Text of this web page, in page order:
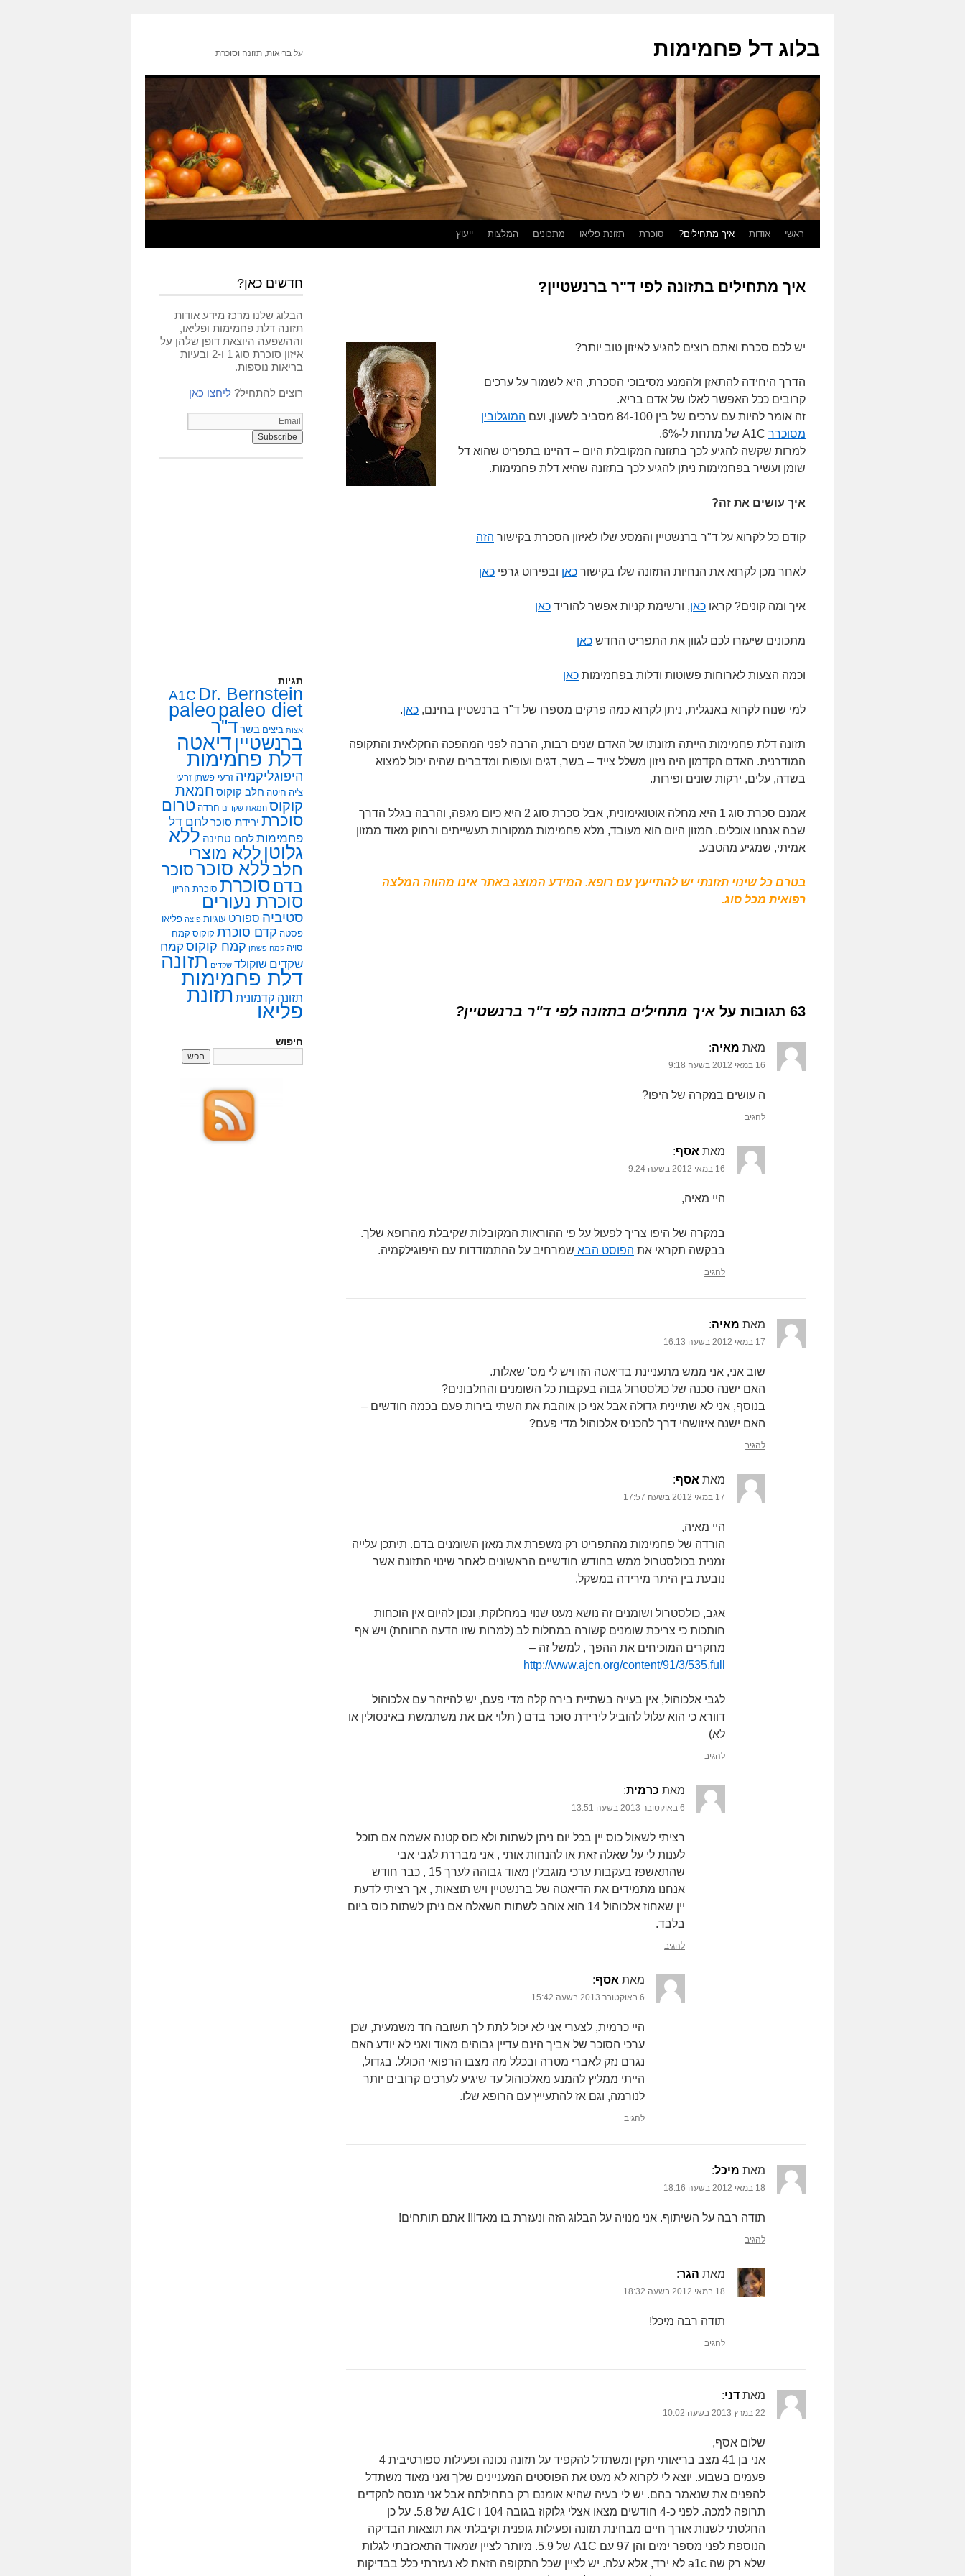
בלוג דל פחמימות על בריאות, תזונה וסוכרת
לדלג
ראשי אודות איך מתחילים? סוכרת תזונת פליאו מתכונים המלצות ייעוץ
איך מתחילים בתזונה לפי ד"ר ברנשטיין?
יש לכם סכרת ואתם רוצים להגיע לאיזון טוב יותר?
הדרך היחידה להתאזן ולהמנע מסיבוכי הסכרת, היא לשמור על ערכים
קרובים ככל האפשר לאלו של אדם בריא.
זה אומר להיות עם ערכים של בין 84-100 מסביב לשעון, ועם
המוגלובין
מסוכרר
למרות שקשה להגיע לכך בתזונה המקובלת היום – דהיינו בתפריט שהוא דל
שומן ועשיר בפחמימות ניתן להגיע לכך בתזונה שהיא דלת פחמימות.
איך עושים את זה?
קודם כל לקרוא על ד"ר ברנשטיין והמסע שלו לאיזון הסכרת בקישור הזה
לאחר מכן לקרוא את הנחיות התזונה שלו בקישור כאן ובפירוט גרפי כאן
איך ומה קונים? קראו כאן, ורשימת קניות אפשר להוריד כאן
מתכונים שיעזרו לכם לגוון את התפריט החדש כאן
וכמה הצעות לארוחות פשוטות ודלות בפחמימות כאן
למי שנוח לקרוא באנגלית, ניתן לקרוא כמה פרקים מספרו של ד"ר ברנשטיין בחינם, כאן.
תזונה דלת פחמימות הייתה תזונתו של האדם שנים רבות, הרבה לפני המהפכה החקלאית והתקופה
המודרנית. האדם הקדמון היה ניזון משלל צייד – בשר, דגים ועופות ומדברים שהיה יכול למצוא
בשדה, עלים, ירקות שונים ופירות.
אמנם סכרת סוג 1 היא מחלה אוטואימונית, אבל סכרת סוג 2 היא כיום מגפה, והרבה בגלל הדרך
שבה אנחנו אוכלים. המזון היום הוא מעובד, מלא פחמימות ממקורות תעשייתים ורחוק מאוד ממזון
אמיתי, שמגיע מהטבע.
בטרם כל שינוי תזונתי יש להתייעץ עם רופא. המידע המוצג באתר אינו מהווה המלצה
רפואית מכל סוג.
63 תגובות על איך מתחילים בתזונה לפי ד"ר ברנשטיין?
מאת מאיה‏:
16 במאי 2012 בשעה 9:18
ה עושים במקרה של היפו?
להגיב
מאת אסף‏:
16 במאי 2012 בשעה 9:24
היי מאיה,
במקרה של היפו צריך לפעול על פי ההוראות המקובלות שקיבלת מהרופא שלך.
בבקשה תקראי את הפוסט הבא שמרחיב על ההתמודדות עם היפוגילקמיה.
להגיב
מאת מאיה‏:
17 במאי 2012 בשעה 16:13
שוב אני, אני ממש מתעניינת בדיאטה הזו ויש לי מס' שאלות.
האם ישנה סכנה של כולסטרול גבוה בעקבות כל השומנים והחלבונים?
בנוסף, אני לא שתיינית גדולה אבל אני כן אוהבת את השתי בירות פעם בכמה חודשים –
האם ישנה איזושהי דרך להכניס אלכוהול מדי פעם?
להגיב
מאת אסף‏:
17 במאי 2012 בשעה 17:57
היי מאיה,
הורדה של פחמימות מהתפריט רק משפרת את מאזן השומנים בדם. תיתכן עלייה
זמנית בכולסטרול ממש בחודש חודשיים הראשונים לאחר שינוי התזונה אשר
נובעת בין היתר מירידה במשקל.
אגב, כולסטרול ושומנים זה נושא מעט שנוי במחלוקת, ונכון להיום אין הוכחות
חותכות כי צריכת שומנים קשורה במחלות לב (למרות שזו הדעה הרווחת) ויש אף
מחקרים המוכיחים את ההפך , למשל זה –
http://www.ajcn.org/content/91/3/535.full
לגבי אלכוהול, אין בעייה בשתיית בירה קלה מדי פעם, יש להיזהר עם אלכוהול
דוורא כי הוא עלול להוביל לירידת סוכר בדם ( תלוי אם את משתמשת באינסולין או
לא)
להגיב
מאת כרמית‏:
6 באוקטובר 2013 בשעה 13:51
רציתי לשאול כוס יין בכל יום ניתן לשתות ולא כוס קטנה אשמח אם תוכל
לענות לי על שאלה זאת או להנחות אותי , אני מבררת לגבי אבי
שהתאשפז בעקבות ערכי מוגבלין מאוד גבוהה לערך 15 , כבר חודש
אנחנו מתמידים את הדיאטה של ברנשטיין ויש תוצאות , אך רציתי לדעת
יין שאחוז אלכוהול 14 הוא אוהב לשתות השאלה אם ניתן לשתות כוס ביום
בלבד.
להגיב
מאת אסף‏:
6 באוקטובר 2013 בשעה 15:42
היי כרמית, לצערי אני לא יכול לתת לך תשובה חד משמעית, שכן
ערכי הסוכר של אביך הינם עדיין גבוהים מאוד ואני לא יודע האם
נגרם נזק לאברי מטרה ובכלל מה מצבו הרפואי הכולל. בגדול,
הייתי ממליץ להמנע מאלכוהול עד שיגיע לערכים קרובים יותר
לנורמה, וגם אז להתעייץ עם הרופא שלו.
להגיב
מאת מיכל‏:
18 במאי 2012 בשעה 18:16
תודה רבה על השיתוף. אני מנויה על הבלוג הזה ונעזרת בו מאד!!! אתם תותחים!
להגיב
מאת הגר‏:
18 במאי 2012 בשעה 18:32
תודה רבה מיכל!
להגיב
מאת דני‏:
22 במרץ 2013 בשעה 10:02
שלום אסף,
אני בן 41 מצב בריאותי תקין ומשתדל להקפיד על תזונה נכונה ופעילות ספורטיבית 4
פעמים בשבוע. יוצא לי לקרוא לא מעט את הפוסטים המעניינים שלך ואני מאוד משתדל
להפנים את שנאמר בהם. יש לי בעיה שהיא אומנם רק בתחילתה אבל אני מנסה להקדים
תרופה למכה. לפני כ-4 חודשים מצאו אצלי גלוקוז בגובה 104 ו A1C של 5.8. על כן
החלטתי לשנות אורך חיים מבחינת תזונה ופעילות גופנית וקיבלתי את תוצאות הבדיקה
הנוספת לפני מספר ימים והן 97 עם A1C של 5.9. מיותר לציין שמאוד התאכזבתי לגלות
שלא רק שה a1c לא ירד, אלא עלה. יש לציין שכל התקופה הזאת לא נעזרתי כלל בבדיקות
חדשים כאן?
הבלוג שלנו מרכז מידע אודות
תזונה דלת פחמימות ופליאו,
וההשפעה היוצאת דופן שלהן על
איזון סוכרת סוג 1 ו-2 ובעיות
בריאות נוספות.
רוצים להתחיל? ליחצו כאן
תגיות
A1C Dr. Bernstein
paleopaleo diet
אצות ביצים בשרד"ר
ברנשטיין דיאטה
דלת פחמימות
היפוגליקמיה זרעי פשתן זרעי
צ'יה חיטה חלב קוקוס חמאת
קוקוס חמאת שקדים חרדה טרום
סוכרת ירידת סוכרלחם דל
פחמימותלחם טחינה ללא
גלוטן ללא מוצרי
חלבללא סוכרסוכר
בדם סוכרת סוכרת הריון
סוכרת נעורים
סטיביה ספורט עוגיות פיצה פליאו
פסטה קדם סוכרת קוקוס קמח
סויה קמח פשתן קמח קוקוס קמח
שקדים שוקולד שקדים תזונה
דלת פחמימות
תזונה קדמונית תזונת
פליאו
חיפוש